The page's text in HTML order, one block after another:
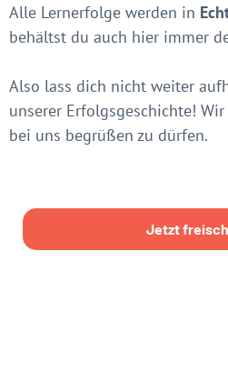
Alle Lernerfolge werden in
behältst du auch hier immer
Also lass dich nicht weiter
unserer Erfolgsgeschichte!
bei uns begrüßen zu dürfen.
Jetzt